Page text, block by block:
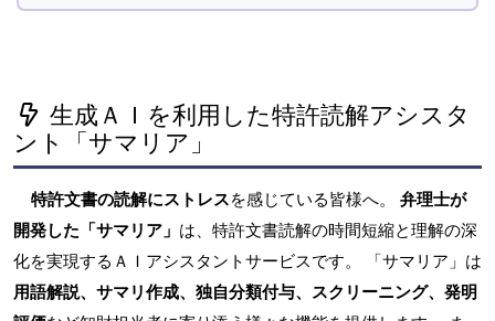
生成ＡＩを利用した特許読解アシスタ
ント「サマリア」
特許文書の読解にストレスを感じている皆様へ。 弁理士が
開発した「サマリア」 は、特許文書読解の時間短縮と理解の深
化を実現するＡＩアシスタントサービスです。 「サマリア」は
用語解説、サマリ作成、独自分類付与、スクリーニング、発明